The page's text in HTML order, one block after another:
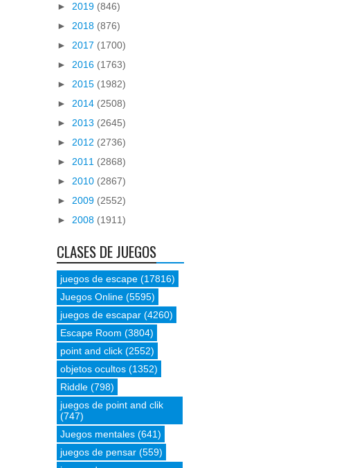
► 2019 (846)
► 2018 (876)
► 2017 (1700)
► 2016 (1763)
► 2015 (1982)
► 2014 (2508)
► 2013 (2645)
► 2012 (2736)
► 2011 (2868)
► 2010 (2867)
► 2009 (2552)
► 2008 (1911)
CLASES DE JUEGOS
juegos de escape (17816)
Juegos Online (5595)
juegos de escapar (4260)
Escape Room (3804)
point and click (2552)
objetos ocultos (1352)
Riddle (798)
juegos de point and clik
(747)
Juegos mentales (641)
juegos de pensar (559)